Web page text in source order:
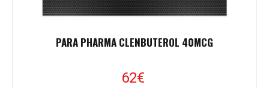
PARA PHARMA CLENBUTEROL 40MCG
62€